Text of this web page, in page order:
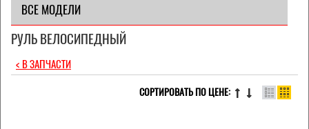
ВСЕ МОДЕЛИ
РУЛЬ ВЕЛОСИПЕДНЫЙ
< В ЗАПЧАСТИ
СОРТИРОВАТЬ ПО ЦЕНЕ: